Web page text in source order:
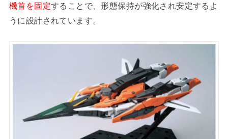
機首を固定することで、形態保持が強化され安定するよ
うに設計されています。